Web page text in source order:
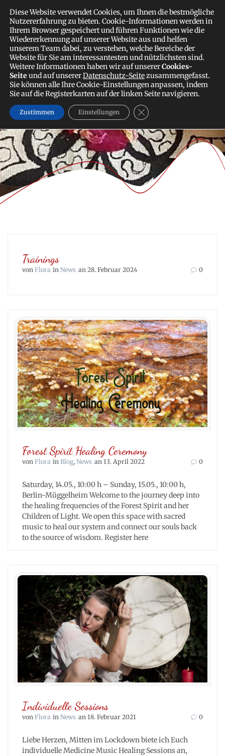
Inhalt
springen
FLORAMORMEDICINE
MUSIC
Autor:Flora
Trainings
von Flora inNews an 28. Februar 2024 0
Forest Spirit Healing Ceremony
von Flora inBlog,News an 13. April 2022 0
Saturday, 14.05., 10:00 h – Sunday, 15.05., 10:00 h,
Berlin-Müggelheim Welcome to the journey deep into
the healing frequencies of the Forest Spirit and her
Children of Light. We open this space with sacred
music to heal our system and connect our souls back
to the source of wisdom. Register here
Individuelle Sessions
von Flora inNews an 18. Februar 2021 0
Liebe Herzen, Mitten im Lockdown biete ich Euch
individuelle Medicine Music Healing Sessions an,
Diese Website verwendet Cookies, um Ihnen die bestmögliche
Nutzererfahrung zu bieten. Cookie-Informationen werden in
Ihrem Browser gespeichert und führen Funktionen wie die
Wiedererkennung auf unserer Website aus und helfen
unserem Team dabei, zu verstehen, welche Bereiche der
Website für Sie am interessantesten und nützlichsten sind.
Weitere Informationen haben wir auf unsererCookies-
Seite und auf unsererDatenschutz-Seitezusammengefasst.
Sie können alle Ihre Cookie-Einstellungen anpassen, indem
Sie auf die Registerkarten auf der linken Seite navigieren.
Zustimmen Einstellungen GDPR Cookie-Banner